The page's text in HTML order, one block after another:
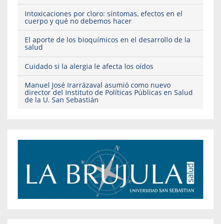
Intoxicaciones por cloro: síntomas, efectos en el
cuerpo y qué no debemos hacer
El aporte de los bioquímicos en el desarrollo de la
salud
Cuidado si la alergia le afecta los oídos
Manuel José Irarrázaval asumió como nuevo
director del Instituto de Políticas Públicas en Salud
de la U. San Sebastián